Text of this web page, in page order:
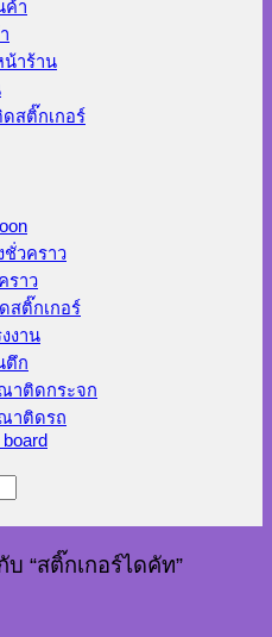
ค้า
น้าร้าน
สติ๊กเกอร์
ชั่วคราว
ราว
สติ๊กเกอร์
งาน
ตึก
าติดกระจก
าติดรถ
“สติ๊กเกอร์ไดคัท”